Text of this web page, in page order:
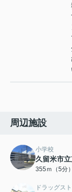
周辺施設
小学校
久留米市
355ｍ（5分）
ドラッグス